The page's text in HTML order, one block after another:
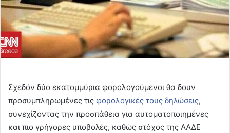
Σχεδόν δύο εκατομμύρια φορολογούμενοι θα δουν
προσυμπληρωμένες τις φορολογικές τους δηλώσεις,
συνεχίζοντας την προσπάθεια για αυτοματοποιημένες
και πιο γρήγορες υποβολές, καθώς στόχος της ΑΑΔΕ